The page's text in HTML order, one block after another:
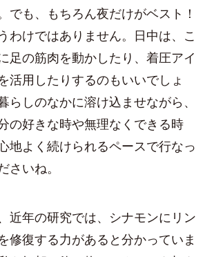
でも、もちろん夜だけがベスト！
わけではありません。日中は、こ
足の筋肉を動かしたり、着圧アイ
活用したりするのもいいでしょ
らしのなかに溶け込ませながら、
の好きな時や無理なくできる時
地よく続けられるペースで行なっ
さいね。
近年の研究では、シナモンにリン
修復する力があると分かっていま